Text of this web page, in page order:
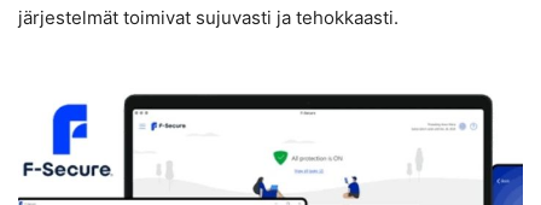
järjestelmät toimivat sujuvasti ja tehokkaasti.